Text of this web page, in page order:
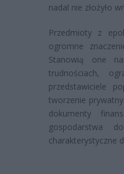
nadal nie złożyło
Przedmioty z
ogromne
Stanowią one
trudnościach,
przedstawiciele
tworzenie
dokumenty
gospodarstwa
charakterystyczne